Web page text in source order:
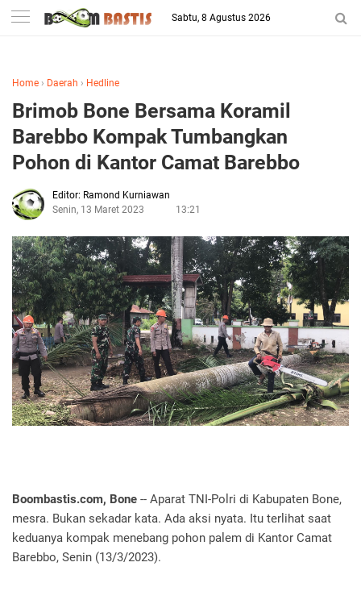
-->
Sabtu, 8 Agustus 2026
Home › Daerah › Hedline
Brimob Bone Bersama Koramil
Barebbo Kompak Tumbangkan
Pohon di Kantor Camat Barebbo
Editor: Ramond Kurniawan
Senin, 13 Maret 2023
13:21
Boombastis.com, Bone -- Aparat TNI-Polri di Kabupaten Bone,
mesra. Bukan sekadar kata. Ada aksi nyata. Itu terlihat saat
keduanya kompak menebang pohon palem di Kantor Camat
Barebbo, Senin (13/3/2023).